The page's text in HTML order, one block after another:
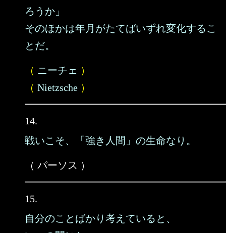
ろうか」
そのほかは年月がたてばいずれ変化するこ
とだ。
（ ニーチェ ）
（ Nietzsche ）
14.
戦いこそ、「強き人間」の生命なり。
（ パーソス ）
15.
自分のことばかり考えていると、